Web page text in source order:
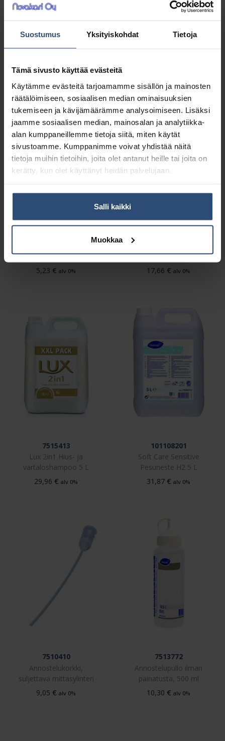
Suostumus Yksityiskohdat Tietoja
Tämä sivusto käyttää evästeitä
Käytämme evästeitä tarjoamamme sisällön ja mainosten
räätälöimiseen, sosiaalisen median ominaisuuksien
tukemiseen ja kävijämäärämme analysoimiseen. Lisäksi
jaamme sosiaalisen median, mainosalan ja analytiikka-
alan kumppaneillemme tietoja siitä, miten käytät
sivustoamme. Kumppanimme voivat yhdistää näitä
tietoja muihin tietoihin, joita olet antanut heille tai joita on
kerätty, kun olet käyttänyt heidän palvelujaan.
Salli kaikki
Muokkaa
100847002
Original puhdistusaine 5
M100895639
käsienpesuneste 6 x 500
Pesuneste H2 500 ml
5,23 € alv 0%
käsienpesuneste 5 L
17,66 € alv 0%
7515413
Lux 2in1 Hius- ja
vartaloshampoo 5 L
29,96 € alv 0%
101108201
Soft Care Sensitive
Pesuneste H2 5 L
31,87 € alv 0%
7510410
Annostelukorkki,
suljettava mittasylinteri
9,05 € alv 0%
7513772
Annostelupullo ilman
painatusta, 500 ml
10,30 € alv 0%